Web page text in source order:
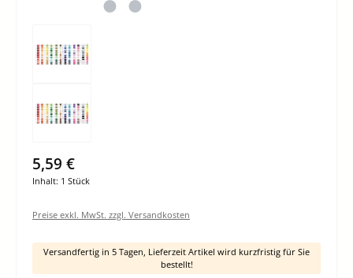
5,59 €
Inhalt: 1 Stück
Preise exkl. MwSt. zzgl. Versandkosten
Versandfertig in 5 Tagen, Lieferzeit Artikel wird kurzfristig für Sie
bestellt!